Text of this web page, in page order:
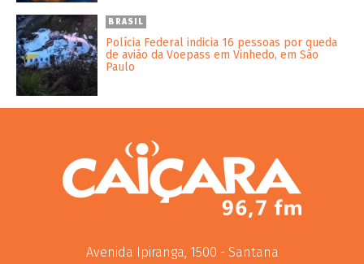
BRASIL
Polícia Federal indicia 16 pessoas por queda
de avião da Voepass em Vinhedo, em São
Paulo
Avenida Ipiranga, 1500 - Santana